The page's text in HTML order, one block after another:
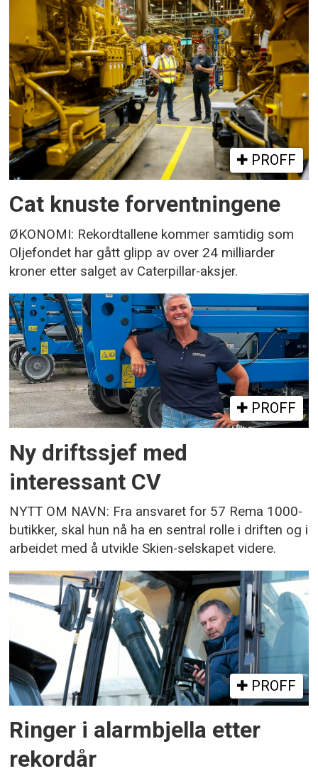
PROFF
Cat knuste forventningene
ØKONOMI: Rekordtallene kommer samtidig som
Oljefondet har gått glipp av over 24 milliarder
kroner etter salget av Caterpillar-aksjer.
PROFF
Ny driftssjef med
interessant CV
NYTT OM NAVN: Fra ansvaret for 57 Rema 1000-
butikker, skal hun nå ha en sentral rolle i driften og i
arbeidet med å utvikle Skien-selskapet videre.
PROFF
Ringer i alarmbjella etter
rekordår